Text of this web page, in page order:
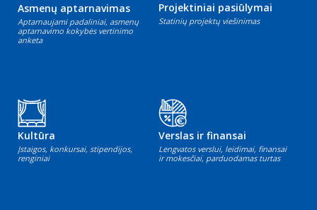
Asmenų aptarnavimas
Aptarnaujami padaliniai, asmenų
aptarnavimo kokybės vertinimo
anketa
Projektiniai pasiūlymai
Statinių projektų viešinimas
Kultūra
Įstaigos, konkursai, stipendijos,
renginiai
Verslas ir finansai
Lengvatos verslui, leidimai, finansai
ir mokesčiai, parduodamas turtas